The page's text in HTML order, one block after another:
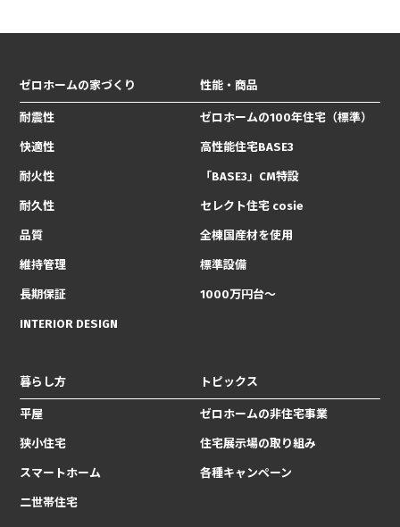
ゼロホームの家づくり
耐震性
快適性
耐火性
耐久性
品質
維持管理
長期保証
INTERIOR DESIGN
性能・商品
ゼロホームの100年住宅（標準）
高性能住宅BASE3
「BASE3」CM特設
セレクト住宅 cosie
全棟国産材を使用
標準設備
1000万円台〜
暮らし方
平屋
狭小住宅
スマートホーム
二世帯住宅
トピックス
ゼロホームの非住宅事業
住宅展示場の取り組み
各種キャンペーン